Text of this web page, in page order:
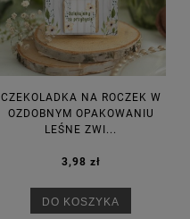
CZEKOLADKA NA ROCZEK W
OZDOBNYM OPAKOWANIU
LEŚNE ZWI...
3,98 zł
DO KOSZYKA